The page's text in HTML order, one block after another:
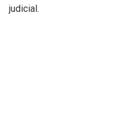
judicial.